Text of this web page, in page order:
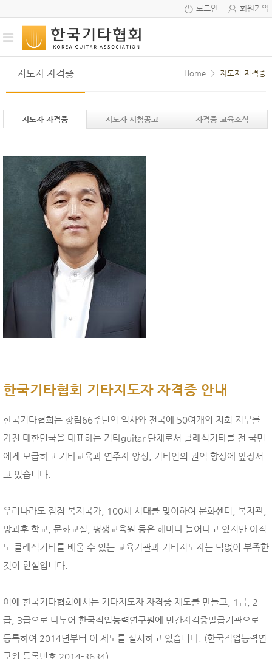
로그인 회원가입
지도자 자격증 Home > 지도자 자격증
지도자 자격증 지도자 시험공고 자격증 교육소식
한국기타협회 기타지도자 자격증 안내
한국기타협회는 창립66주년의 역사와 전국에 50여개의 지회 지부를
가진 대한민국을 대표하는 기타guitar 단체로서 클래식기타를 전 국민
에게 보급하고 기타교육과 연주자 양성, 기타인의 권익 향상에 앞장서
고 있습니다.
우리나라도 점점 복지국가, 100세 시대를 맞이하여 문화센터, 복지관,
방과후 학교, 문화교실, 평생교육원 등은 해마다 늘어나고 있지만 아직
도 클래식기타를 배울 수 있는 교육기관과 기타지도자는 턱없이 부족한
것이 현실입니다.
이에 한국기타협회에서는 기타지도자 자격증 제도를 만들고, 1급, 2
급, 3급으로 나누어 한국직업능력연구원에 민간자격증발급기관으로
등록하여 2014년부터 이 제도를 실시하고 있습니다. (한국직업능력연
구원 등록번호 2014-3634)